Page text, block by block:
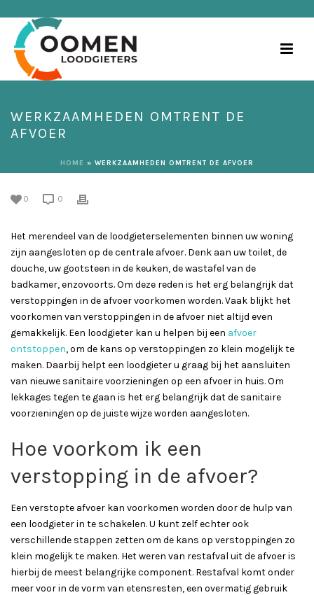
WERKZAAMHEDEN OMTRENT DE
AFVOER
HOME » WERKZAAMHEDEN OMTRENT DE AFVOER
0 0
Het merendeel van de loodgieterselementen binnen uw woning
zijn aangesloten op de centrale afvoer. Denk aan uw toilet, de
douche, uw gootsteen in de keuken, de wastafel van de
badkamer, enzovoorts. Om deze reden is het erg belangrijk dat
verstoppingen in de afvoer voorkomen worden. Vaak blijkt het
voorkomen van verstoppingen in de afvoer niet altijd even
gemakkelijk. Een loodgieter kan u helpen bij een afvoer
ontstoppen, om de kans op verstoppingen zo klein mogelijk te
maken. Daarbij helpt een loodgieter u graag bij het aansluiten
van nieuwe sanitaire voorzieningen op een afvoer in huis. Om
lekkages tegen te gaan is het erg belangrijk dat de sanitaire
voorzieningen op de juiste wijze worden aangesloten.
Hoe voorkom ik een
verstopping in de afvoer?
Een verstopte afvoer kan voorkomen worden door de hulp van
een loodgieter in te schakelen. U kunt zelf echter ook
verschillende stappen zetten om de kans op verstoppingen zo
klein mogelijk te maken. Het weren van restafval uit de afvoer is
hierbij de meest belangrijke component. Restafval komt onder
meer voor in de vorm van etensresten, een overmatig gebruik